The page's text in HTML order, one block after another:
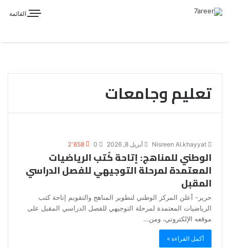
القائمة
تعليم وجامعات
أبريل 8, 2026 2٬658
الوطني للمناهج: إتاحة كُتب الرياضيات
المعتمدة لمرحلة التوجيهي للفصل الدراسي
المقبل
حرير- أعلن المركز الوطني لتطوير المناهج والتقويم إتاحة كتب
الرياضيات المعتمدة لمرحلة التوجيهي للفصل الدراسي المقبل على
موقعه الإلكتروني، ومن…
أكمل القراءة »